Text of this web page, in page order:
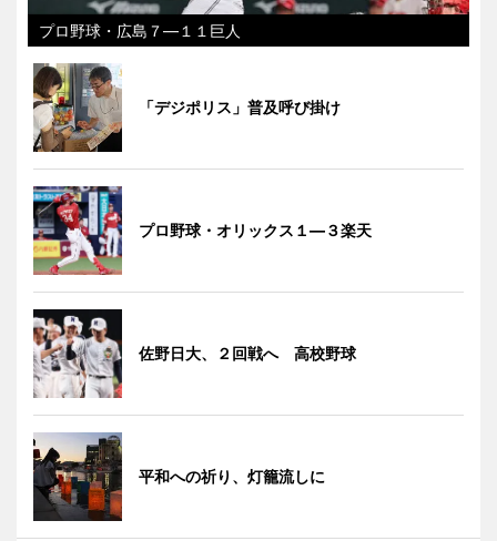
プロ野球・広島７―１１巨人
「デジポリス」普及呼び掛け
プロ野球・オリックス１―３楽天
佐野日大、２回戦へ 高校野球
平和への祈り、灯籠流しに